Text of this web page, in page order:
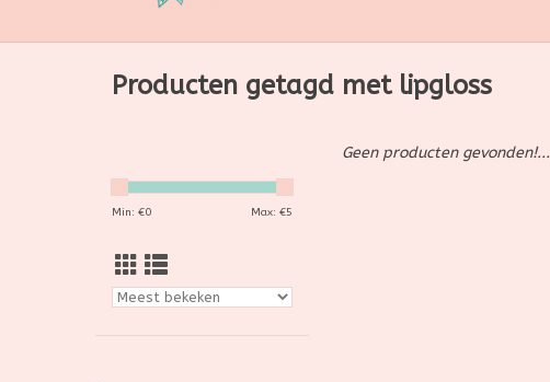
Producten getagd met lipgloss
Min: €0 Max: €5
Geen producten gevonden!...